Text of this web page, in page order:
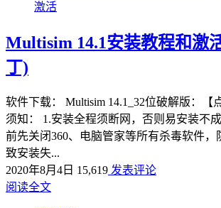
激活
Multisim 14.1安装教程和激
丁)
软件下载： Multisim 14.1_32位破解版：【
须知： 1.安装全程须断网，否则易安装不
前先关闭360、电脑管家等所有杀毒软件，
致安装失...
2020年8月4日 15,619 发表评论
阅读全文